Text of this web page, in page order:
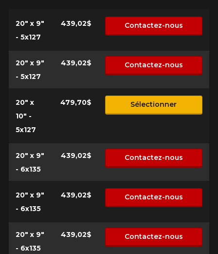
20" x 9"
- 5x127
439,02$ Contactez-nous
20" x 9"
- 5x127
439,02$ Contactez-nous
20" x
10" -
5x127
479,70$ Sélectionner
20" x 9"
- 6x135
439,02$ Contactez-nous
20" x 9"
- 6x135
439,02$ Contactez-nous
20" x 9"
- 6x135
439,02$ Contactez-nous